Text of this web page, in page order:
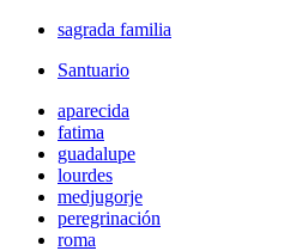
sagrada familia
Santuario
aparecida
fatima
guadalupe
lourdes
medjugorje
peregrinación
roma